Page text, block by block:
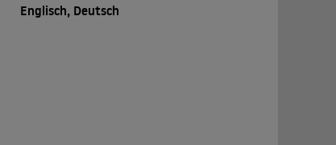
Englisch, Deutsch